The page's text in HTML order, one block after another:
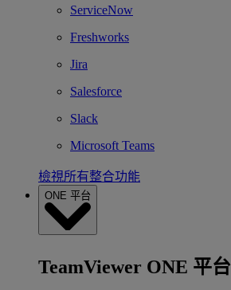
ServiceNow
Freshworks
Jira
Salesforce
Slack
Microsoft Teams
檢視所有整合功能
ONE 平台
TeamViewer ONE 平台